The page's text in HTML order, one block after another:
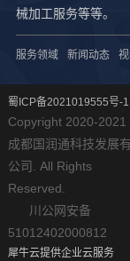
械加工服务等等。
服务领域 新闻动态
蜀ICP备2021019555号-1
Copyright 2020-2021
成都国润通科技发展
公司. All Rights
Reserved.
川公网安备
51012402000812
犀牛云提供企业云服务